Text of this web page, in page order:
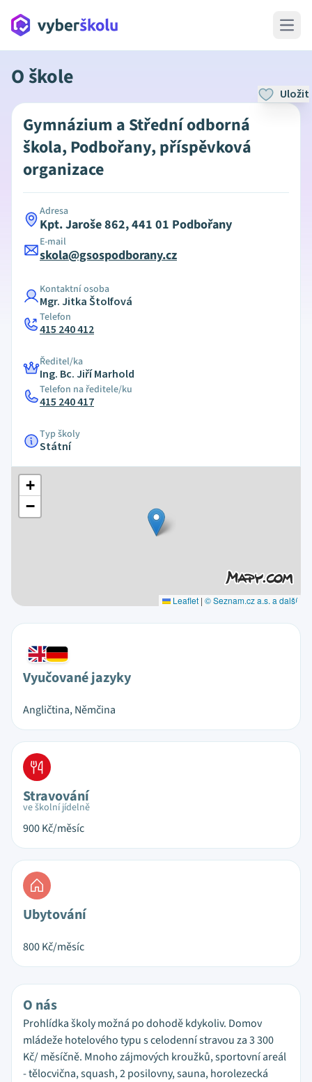
Open
O škole
Uložit
Gymnázium a Střední odborná
škola, Podbořany, příspěvková
organizace
Adresa
Kpt. Jaroše 862, 441 01 Podbořany
E-mail
skola@gsospodborany.cz
Kontaktní osoba
Mgr. Jitka Štolfová
Telefon
415 240 412
Ředitel/ka
Ing. Bc. Jiří Marhold
Telefon na ředitele/ku
415 240 417
Typ školy
Státní
+
−
Leaflet | © Seznam.cz a.s. a další
Vyučované jazyky
Angličtina, Němčina
Stravování
ve školní jídelně
900Kč/měsíc
Ubytování
800Kč/měsíc
O nás
Prohlídka školy možná po dohodě kdykoliv. Domov
mládeže hotelového typu s celodenní stravou za 3 300
Kč/ měsíčně. Mnoho zájmových kroužků, sportovní areál
- tělocvična, squash, 2 posilovny, sauna, horolezecká